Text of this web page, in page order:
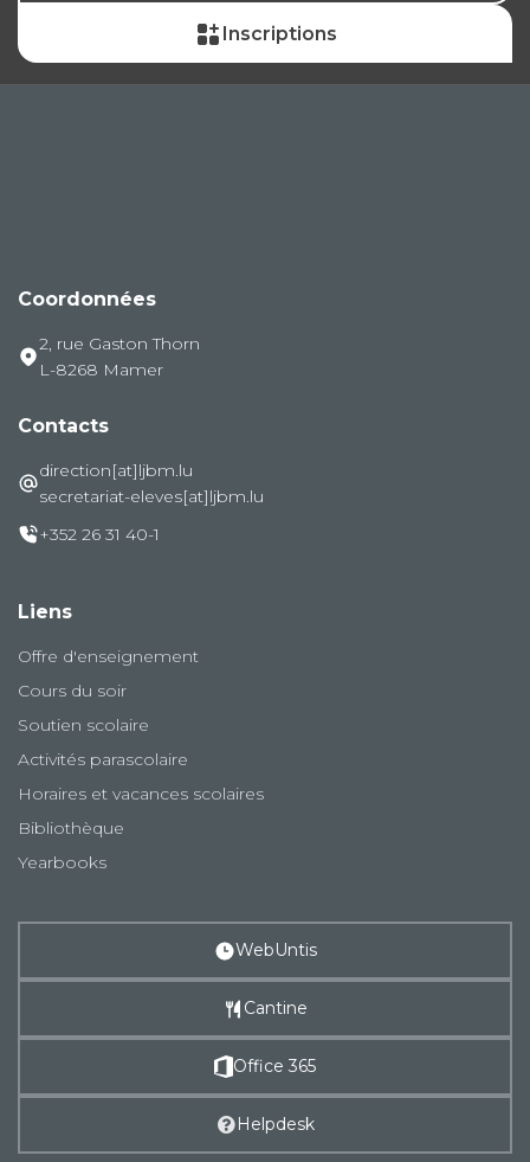
Inscriptions
Coordonnées
2, rue Gaston Thorn
L-8268 Mamer
Contacts
direction[at]ljbm.lu
secretariat-eleves[at]ljbm.lu
+352 26 31 40-1
Liens
Offre d'enseignement
Cours du soir
Soutien scolaire
Activités parascolaire
Horaires et vacances scolaires
Bibliothèque
Yearbooks
WebUntis
Cantine
Office 365
Helpdesk